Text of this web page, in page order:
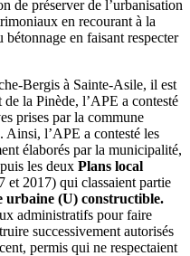
de préserver de l’urbanisation
en recourant à la
en faisant respecter
Bergis à Sainte-Asile, il est
la Pinède, l’APE a contesté
prises par la commune
Ainsi, l’APE a contesté les
élaborés par la municipalité,
les deux Plans local
et 2017) qui classaient partie
urbaine (U) constructible.
administratifs pour faire
successivement autorisés
permis qui ne respectaient